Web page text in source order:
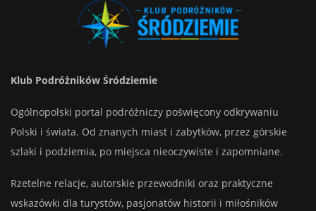
Klub Podróżników Śródziemie
Ogólnopolski portal podróżniczy poświęcony odkrywaniu
Polski i świata. Od znanych miast i zabytków, przez górskie
szlaki i podziemia, po miejsca nieoczywiste i zapomniane.
Rzetelne relacje, autorskie przewodniki oraz praktyczne
wskazówki dla turystów, pasjonatów historii i miłośników